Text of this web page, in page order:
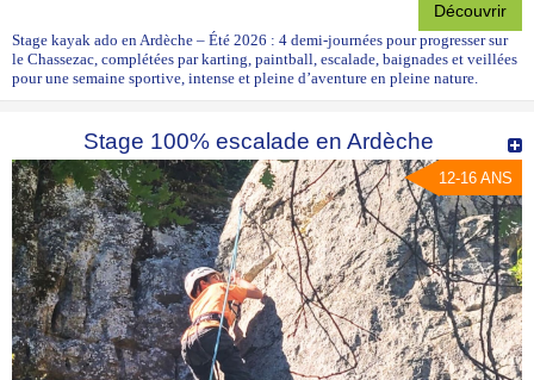
Découvrir
Stage kayak ado en Ardèche – Été 2026 : 4 demi-journées pour progresser sur
le Chassezac, complétées par karting, paintball, escalade, baignades et veillées
pour une semaine sportive, intense et pleine d’aventure en pleine nature.
Stage 100% escalade en Ardèche
12-16 ANS